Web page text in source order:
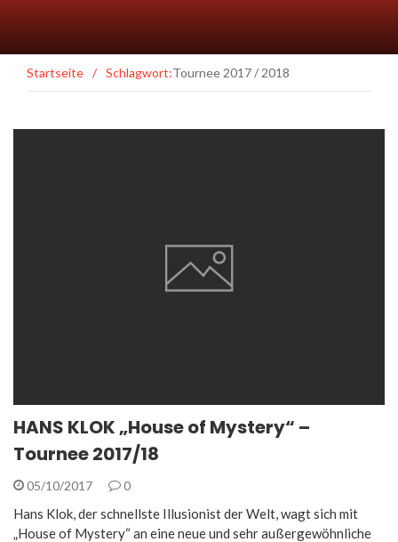
Startseite / Schlagwort:Tournee 2017 / 2018
HANS KLOK „House of Mystery“ –
Tournee 2017/18
05/10/2017 0
Hans Klok, der schnellste Illusionist der Welt, wagt sich mit
„House of Mystery“ an eine neue und sehr außergewöhnliche